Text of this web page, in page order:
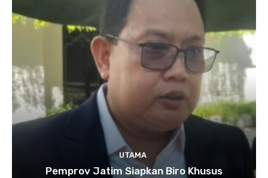
UTAMA
Pemprov Jatim Siapkan Biro Khusus